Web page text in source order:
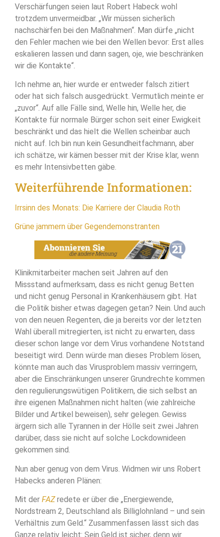
Verschärfungen seien laut Robert Habeck wohl
trotzdem unvermeidbar. „Wir müssen sicherlich
nachschärfen bei den Maßnahmen“. Man dürfe „nicht
den Fehler machen wie bei den Wellen bevor: Erst alles
eskalieren lassen und dann sagen, oje, wie beschränken
wir die Kontakte“.
Ich nehme an, hier wurde er entweder falsch zitiert
oder hat sich falsch ausgedrückt. Vermutlich meinte er
„zuvor“. Auf alle Fälle sind, Welle hin, Welle her, die
Kontakte für normale Bürger schon seit einer Ewigkeit
beschränkt und das hielt die Wellen scheinbar auch
nicht auf. Ich bin nun kein Gesundheitfachmann, aber
ich schätze, wir kämen besser mit der Krise klar, wenn
es mehr Intensivbetten gäbe.
Weiterführende Informationen:
Irrsinn des Monats: Die Karriere der Claudia Roth
Grüne jammern über Gegendemonstranten
Klinikmitarbeiter machen seit Jahren auf den
Missstand aufmerksam, dass es nicht genug Betten
und nicht genug Personal in Krankenhäusern gibt. Hat
die Politik bisher etwas dagegen getan? Nein. Und auch
von den neuen Regenten, die ja bereits vor der letzten
Wahl überall mitregierten, ist nicht zu erwarten, dass
dieser schon lange vor dem Virus vorhandene Notstand
beseitigt wird. Denn würde man dieses Problem lösen,
könnte man auch das Virusproblem massiv verringern,
aber die Einschränkungen unserer Grundrechte kommen
den regulierungswütigen Politikern, die sich selbst an
ihre eigenen Maßnahmen nicht halten (wie zahlreiche
Bilder und Artikel beweisen), sehr gelegen. Gewiss
ärgern sich alle Tyrannen in der Hölle seit zwei Jahren
darüber, dass sie nicht auf solche Lockdownideen
gekommen sind.
Nun aber genug von dem Virus. Widmen wir uns Robert
Habecks anderen Plänen:
Mit der FAZredete er über die „Energiewende,
Nordstream 2, Deutschland als Billiglohnland – und sein
Verhältnis zum Geld.“ Zusammenfassen lässt sich das
Ganze relativ leicht: Sein Geld ist sicher, denn wir